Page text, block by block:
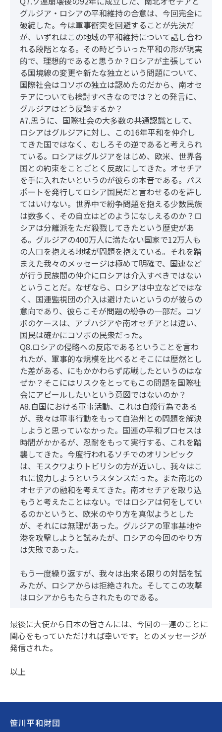
グルジア・ロシアの平和維持の合意は、今回完全に
破綻した。今は軍事衝突を回避することが先決だ
が、いずれはこの地域の平和維持について話し合わ
れる段階となる。その時どういった平和の形が現実
的で、理想的であると思うか？ロシアが主張してい
る国境線の変更や新たな独立という問題について、
国際社会はコソボの独立は認めたのだから、南オセ
チアについても検討すべきなのでは？との発言に、
グルジアはどう反論するか？
A7.思うに、国際社会の大多数の共通認識として、
ロシアはグルジアに対し、この16年平和を仲介し
てきた国ではなく、むしろその逆であると考えられ
ている。ロシアはグルジアをはじめ、欧米、世界各
国との約束をことごとく反故にしてきた。オセチア
を手に入れたいというのが彼らの本音である。パス
ポートを発行してロシア国民だと言わせるのを許し
てはいけない。世界中で紛争問題を抱える少数民族
は数多く、その自立はどのようになしえるのか？ロ
シアは分離派をただ殺戮してきたという歴史があ
る。グルジアの400万人に満たない国家で12万人も
の人口を抱える地域が問題を抱えている。それを踏
まえた我々のメッセージは極めて明確で、国連など
が行う民族間の仲介にロシアは介入すべきではない
ということだ。なぜなら、ロシアは中立などではな
く、国連監視団の介入は避けたいというのが彼らの
意向であり、彼らこそが問題の紛争の一部だ。コソ
ボのケースは、アブハジアや南オセチアとは違い、
国民は確かにコソボの民衆だった。
Q8.ロシアの侵略への反応であるということを言わ
れたが、軍事的な規模を比べるとそこには歴然とし
た差がある、にもかかわらず応戦したというのはな
ぜか？そこにはリスクをとってもこの問題を国際社
会にアピールしたいという意図ではないのか？
A8.自国における軍事活動、これは自殺行為である
が、我々は軍事行動をもって自治州との問題を解決
しようと思っていなかった。国連の平和プロセスは
時間がかかるが、忍耐をもって実行する、これを踏
襲してきた。今度行われるソチでのオリンピック
は、モスクワよりトビリシの方が近いし、我々はこ
れに協力しようというスタンスだった。また南北の
オセチアの融和を考えてきた。南オセチアを取り込
もうと考えたことはない。ではロシアは何をしてい
るのかというと、欧米のやり方を真似ようとした
が、それには無理があった。グルジアの軍事基地や
港を攻撃しようと試みたが、ロシアの今回のやり方
は失敗であった。
もう一度繰り返すが、我々は出来る限りの対話を試
みたが、ロシアからは拒絶された。そしてこの攻撃
はロシアからもたらされたものである。
最後に大使から日本の皆さんには、今回の一連のことに
関心をもっていただければ幸いです。とのメッセージが
発信された。
以上
Footer
笹川平和財団